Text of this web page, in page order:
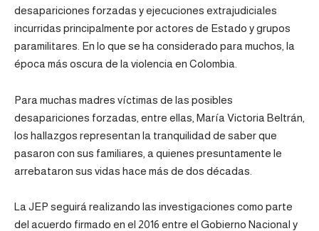
desapariciones forzadas y ejecuciones extrajudiciales
incurridas principalmente por actores de Estado y grupos
paramilitares. En lo que se ha considerado para muchos, la
época más oscura de la violencia en Colombia.
Para muchas madres víctimas de las posibles
desapariciones forzadas, entre ellas, María Victoria Beltrán,
los hallazgos representan la tranquilidad de saber que
pasaron con sus familiares, a quienes presuntamente le
arrebataron sus vidas hace más de dos décadas.
La JEP seguirá realizando las investigaciones como parte
del acuerdo firmado en el 2016 entre el Gobierno Nacional y